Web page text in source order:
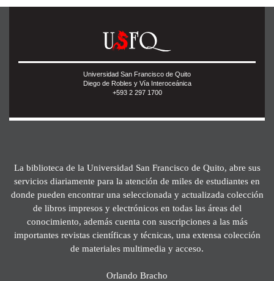
Universidad San Francisco de Quito
Diego de Robles y Vía Interoceánica
+593 2 297 1700
La biblioteca de la Universidad San Francisco de Quito, abre sus
servicios diariamente para la atención de miles de estudiantes en
donde pueden encontrar una seleccionada y actualizada colección
de libros impresos y electrónicos en todas las áreas del
conocimiento, además cuenta con suscripciones a las más
importantes revistas científicas y técnicas, una extensa colección
de materiales multimedia y acceso.
Orlando Bracho